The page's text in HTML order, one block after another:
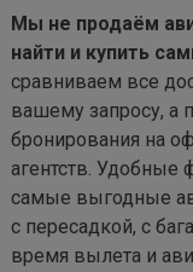
Мы не продаём
найти и купить
сравниваем все
вашему запросу, а
бронирования на
агентств. Удобные
самые выгодные
с пересадкой, с
время вылета и